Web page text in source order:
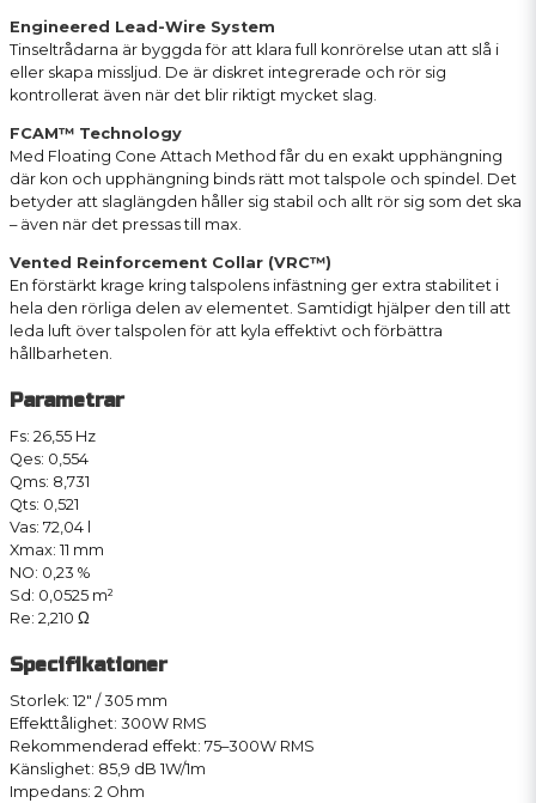
Engineered Lead-Wire System
Tinseltrådarna är byggda för att klara full konrörelse utan att slå i
eller skapa missljud. De är diskret integrerade och rör sig
kontrollerat även när det blir riktigt mycket slag.
FCAM™ Technology
Med Floating Cone Attach Method får du en exakt upphängning
där kon och upphängning binds rätt mot talspole och spindel. Det
betyder att slaglängden håller sig stabil och allt rör sig som det ska
– även när det pressas till max.
Vented Reinforcement Collar (VRC™)
En förstärkt krage kring talspolens infästning ger extra stabilitet i
hela den rörliga delen av elementet. Samtidigt hjälper den till att
leda luft över talspolen för att kyla effektivt och förbättra
hållbarheten.
Parametrar
Fs: 26,55 Hz
Qes: 0,554
Qms: 8,731
Qts: 0,521
Vas: 72,04 l
Xmax: 11 mm
NO: 0,23 %
Sd: 0,0525 m²
Re: 2,210 Ω
Specifikationer
Storlek: 12" / 305 mm
Effekttålighet: 300W RMS
Rekommenderad effekt: 75–300W RMS
Känslighet: 85,9 dB 1W/1m
Impedans: 2 Ohm